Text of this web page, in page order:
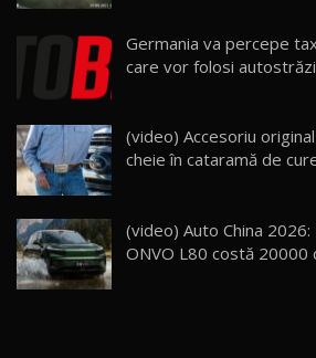
Van Electric Testat în
26:38
25
mai Exclusiv și Puternic
Moldova
32:21
26
AutoBlog.MD
10:57
Germania va percepe
care vor folosi
(video) Accesoriu
cheie în cataramă de
(video) Auto China
ONVO L80 costă